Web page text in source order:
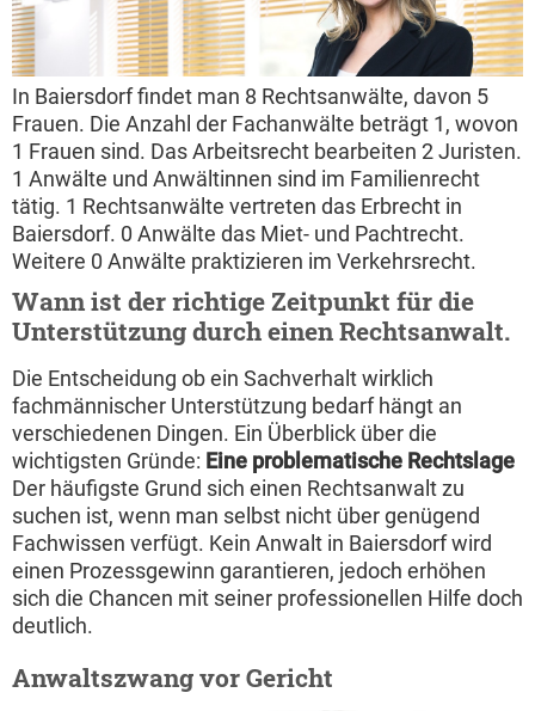
In Baiersdorf findet man 8 Rechtsanwälte, davon 5
Frauen. Die Anzahl der Fachanwälte beträgt 1, wovon
1 Frauen sind. Das Arbeitsrecht bearbeiten 2 Juristen.
1 Anwälte und Anwältinnen sind im Familienrecht
tätig. 1 Rechtsanwälte vertreten das Erbrecht in
Baiersdorf. 0 Anwälte das Miet- und Pachtrecht.
Weitere 0 Anwälte praktizieren im Verkehrsrecht.
Wann ist der richtige Zeitpunkt für die
Unterstützung durch einen Rechtsanwalt.
Die Entscheidung ob ein Sachverhalt wirklich
fachmännischer Unterstützung bedarf hängt an
verschiedenen Dingen. Ein Überblick über die
wichtigsten Gründe: Eine problematische Rechtslage
Der häufigste Grund sich einen Rechtsanwalt zu
suchen ist, wenn man selbst nicht über genügend
Fachwissen verfügt. Kein Anwalt in Baiersdorf wird
einen Prozessgewinn garantieren, jedoch erhöhen
sich die Chancen mit seiner professionellen Hilfe doch
deutlich.
Anwaltszwang vor Gericht